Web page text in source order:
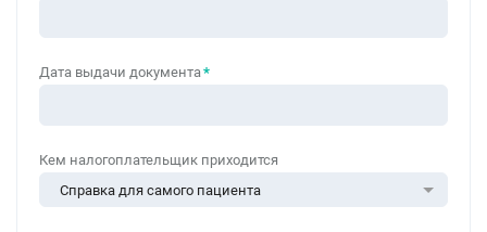
Дата выдачи документа*
Кем налогоплательщик приходится
Справка для самого пациента